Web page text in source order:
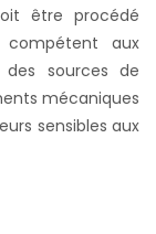
être procédé
compétent aux
sources de
mécaniques
sensibles aux